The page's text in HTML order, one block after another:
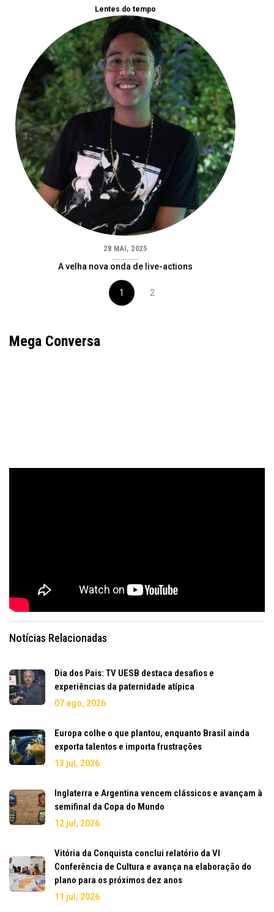
Lentes do tempo
28 MAI, 2025
A velha nova onda de live-actions
1 2
Mega Conversa
Notícias Relacionadas
Dia dos Pais: TV UESB destaca desafios e
experiências da paternidade atípica
07 ago, 2026
Europa colhe o que plantou, enquanto Brasil ainda
exporta talentos e importa frustrações
13 jul, 2026
Inglaterra e Argentina vencem clássicos e avançam à
semifinal da Copa do Mundo
12 jul, 2026
Vitória da Conquista conclui relatório da VI
Conferência de Cultura e avança na elaboração do
plano para os próximos dez anos
11 jul, 2026